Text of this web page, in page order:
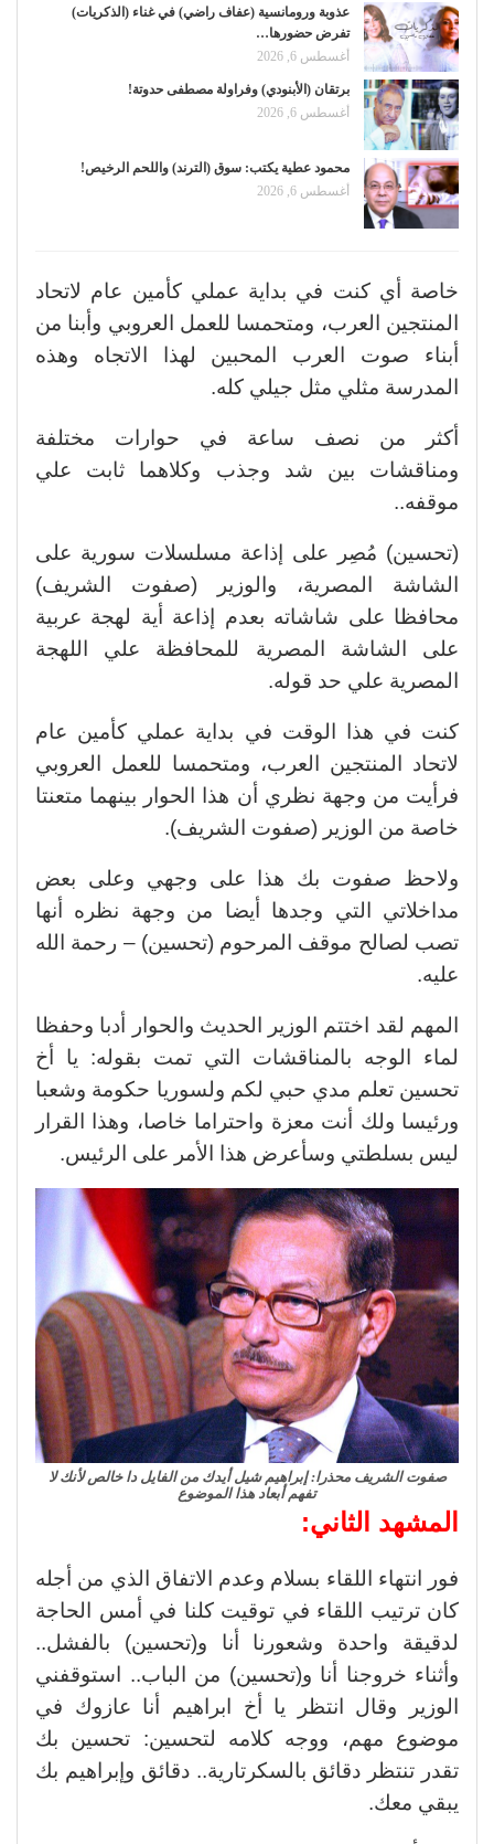
عذوبة ورومانسية (عفاف راضي) في غناء (الذكريات)
تفرض حضورها…
أغسطس 6, 2026
برتقان (الأبنودي) وفراولة مصطفى حدوتة!
أغسطس 6, 2026
محمود عطية يكتب: سوق (الترند) واللحم الرخيص!
أغسطس 6, 2026
خاصة أي كنت في بداية عملي كأمين عام لاتحاد
المنتجين العرب، ومتحمسا للعمل العروبي وأبنا من
أبناء صوت العرب المحبين لهذا الاتجاه وهذه
المدرسة مثلي مثل جيلي كله.
أكثر من نصف ساعة في حوارات مختلفة
ومناقشات بين شد وجذب وكلاهما ثابت علي
موقفه..
(تحسين) مُصِر على إذاعة مسلسلات سورية على
الشاشة المصرية، والوزير (صفوت الشريف)
محافظا على شاشاته بعدم إذاعة أية لهجة عربية
على الشاشة المصرية للمحافظة علي اللهجة
المصرية علي حد قوله.
كنت في هذا الوقت في بداية عملي كأمين عام
لاتحاد المنتجين العرب، ومتحمسا للعمل العروبي
فرأيت من وجهة نظري أن هذا الحوار بينهما متعنتا
خاصة من الوزير (صفوت الشريف).
ولاحظ صفوت بك هذا على وجهي وعلى بعض
مداخلاتي التي وجدها أيضا من وجهة نظره أنها
تصب لصالح موقف المرحوم (تحسين) – رحمة الله
عليه.
المهم لقد اختتم الوزير الحديث والحوار أدبا وحفظا
لماء الوجه بالمناقشات التي تمت بقوله: يا أخ
تحسين تعلم مدي حبي لكم ولسوريا حكومة وشعبا
ورئيسا ولك أنت معزة واحتراما خاصا، وهذا القرار
ليس بسلطتي وسأعرض هذا الأمر على الرئيس.
صفوت الشريف محذرا: إبراهيم شيل أيدك من الفايل دا خالص لأنك لا
تفهم أبعاد هذا الموضوع
المشهد الثاني:
فور انتهاء اللقاء بسلام وعدم الاتفاق الذي من أجله
كان ترتيب اللقاء في توقيت كلنا في أمس الحاجة
لدقيقة واحدة وشعورنا أنا و(تحسين) بالفشل..
وأثناء خروجنا أنا و(تحسين) من الباب.. استوقفني
الوزير وقال انتظر يا أخ ابراهيم أنا عازوك في
موضوع مهم، ووجه كلامه لتحسين: تحسين بك
تقدر تنتظر دقائق بالسكرتارية.. دقائق وإبراهيم بك
يبقي معك.